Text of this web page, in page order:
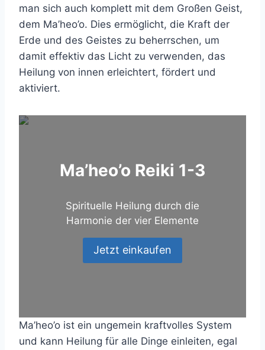
man sich auch komplett mit dem Großen Geist,
dem Ma’heo’o. Dies ermöglicht, die Kraft der
Erde und des Geistes zu beherrschen, um
damit effektiv das Licht zu verwenden, das
Heilung von innen erleichtert, fördert und
aktiviert.
Ma’heo’o Reiki 1-3
Spirituelle Heilung durch die
Harmonie der vier Elemente
Jetzt einkaufen
Ma’heo’o ist ein ungemein kraftvolles System
und kann Heilung für alle Dinge einleiten, egal